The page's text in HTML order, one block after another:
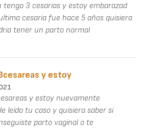
tengo 3 cesarias y estoy embarazad
cesaria fue hace 5 años quisiera
tener un parto normal
y estoy
y estoy nuevamente
leído tu caso y quisiera saber si
parto vaginal o te